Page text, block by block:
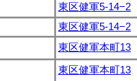
東区健軍5-14−2
東区健軍5-14−2
東区健軍本町13
東区健軍本町13